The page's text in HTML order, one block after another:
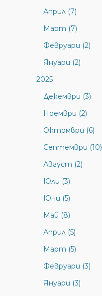
Април (7)
Март (7)
Февруари (2)
Януари (2)
2025
Декември (3)
Ноември (2)
Октомври (6)
Септември (10)
Август (2)
Юли (3)
Юни (5)
Май (8)
Април (5)
Март (5)
Февруари (3)
Януари (3)